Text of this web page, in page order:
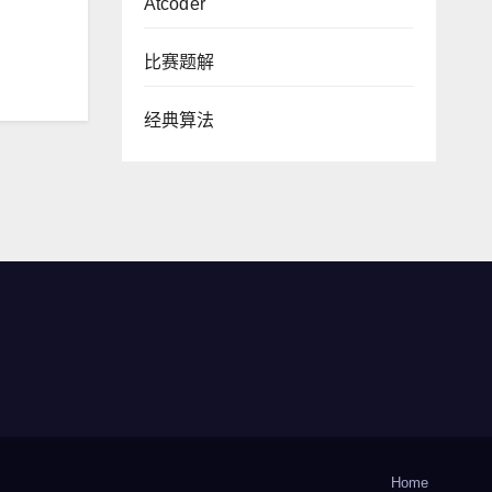
Atcoder
比赛题解
经典算法
Home